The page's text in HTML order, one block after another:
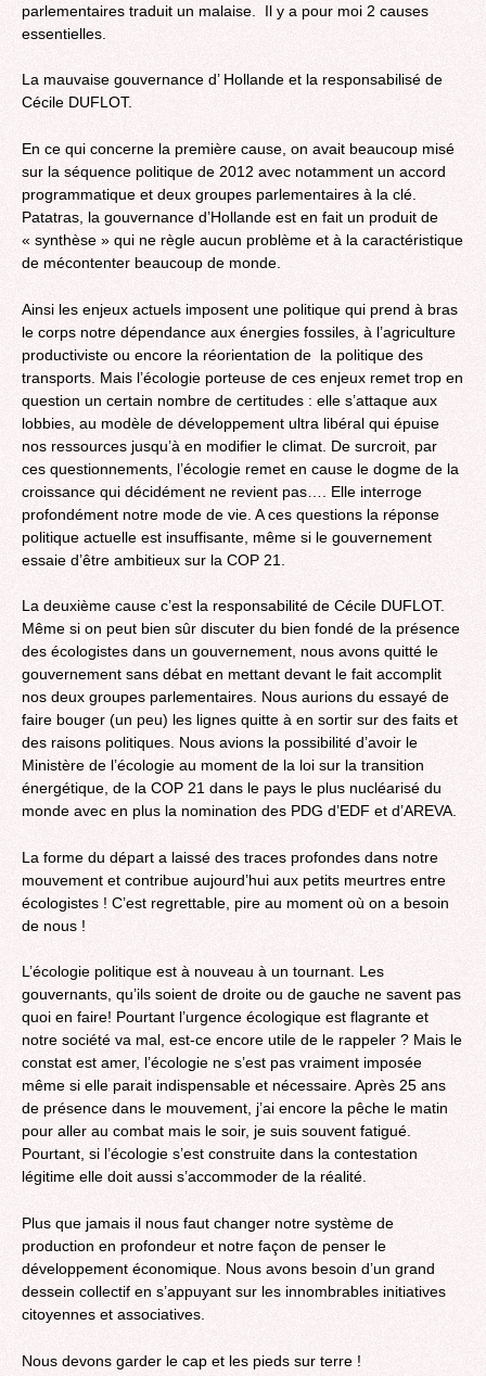
parlementaires traduit un malaise. Il y a pour moi 2 causes
essentielles.
La mauvaise gouvernance d’ Hollande et la responsabilisé de
Cécile DUFLOT.
En ce qui concerne la première cause, on avait beaucoup misé
sur la séquence politique de 2012 avec notamment un accord
programmatique et deux groupes parlementaires à la clé.
Patatras, la gouvernance d’Hollande est en fait un produit de
« synthèse » qui ne règle aucun problème et à la caractéristique
de mécontenter beaucoup de monde.
Ainsi les enjeux actuels imposent une politique qui prend à bras
le corps notre dépendance aux énergies fossiles, à l’agriculture
productiviste ou encore la réorientation de la politique des
transports. Mais l’écologie porteuse de ces enjeux remet trop en
question un certain nombre de certitudes : elle s’attaque aux
lobbies, au modèle de développement ultra libéral qui épuise
nos ressources jusqu’à en modifier le climat. De surcroit, par
ces questionnements, l’écologie remet en cause le dogme de la
croissance qui décidément ne revient pas…. Elle interroge
profondément notre mode de vie. A ces questions la réponse
politique actuelle est insuffisante, même si le gouvernement
essaie d’être ambitieux sur la COP 21.
La deuxième cause c’est la responsabilité de Cécile DUFLOT.
Même si on peut bien sûr discuter du bien fondé de la présence
des écologistes dans un gouvernement, nous avons quitté le
gouvernement sans débat en mettant devant le fait accomplit
nos deux groupes parlementaires. Nous aurions du essayé de
faire bouger (un peu) les lignes quitte à en sortir sur des faits et
des raisons politiques. Nous avions la possibilité d’avoir le
Ministère de l’écologie au moment de la loi sur la transition
énergétique, de la COP 21 dans le pays le plus nucléarisé du
monde avec en plus la nomination des PDG d’EDF et d’AREVA.
La forme du départ a laissé des traces profondes dans notre
mouvement et contribue aujourd’hui aux petits meurtres entre
écologistes ! C’est regrettable, pire au moment où on a besoin
de nous !
L’écologie politique est à nouveau à un tournant. Les
gouvernants, qu’ils soient de droite ou de gauche ne savent pas
quoi en faire! Pourtant l’urgence écologique est flagrante et
notre société va mal, est-ce encore utile de le rappeler ? Mais le
constat est amer, l’écologie ne s’est pas vraiment imposée
même si elle parait indispensable et nécessaire. Après 25 ans
de présence dans le mouvement, j’ai encore la pêche le matin
pour aller au combat mais le soir, je suis souvent fatigué.
Pourtant, si l’écologie s’est construite dans la contestation
légitime elle doit aussi s’accommoder de la réalité.
Plus que jamais il nous faut changer notre système de
production en profondeur et notre façon de penser le
développement économique. Nous avons besoin d’un grand
dessein collectif en s’appuyant sur les innombrables initiatives
citoyennes et associatives.
Nous devons garder le cap et les pieds sur terre !